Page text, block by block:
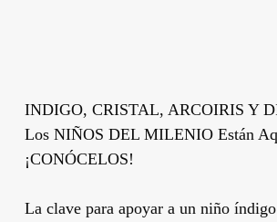
INDIGO, CRISTAL, ARCOIRIS Y
Los NIÑOS DEL MILENIO Están
¡CONÓCELOS!
La clave para apoyar a un niño